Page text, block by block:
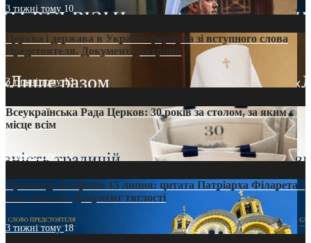
3 тижні тому 10
Церква і держава в Україні: формула зі вступного слова
Предстоятеля. Документ доктрини
3 тижні тому13
Всеукраїнська Рада Церков: 30 років за столом, за яким є
місце всім
3 тижні тому12
Проповідь Епіфанія 15 липня: цитата Патріарха Філарета з
його амвона. Документ тяглості
3 тижні тому18